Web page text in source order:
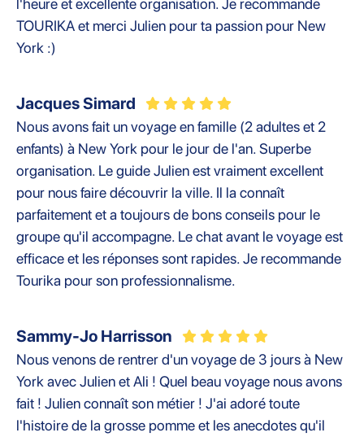
TOURIKA et merci Julien pour ta passion pour New
York :)
Jacques Simard
Nous avons fait un voyage en famille (2 adultes et 2
enfants) à New York pour le jour de l'an. Superbe
organisation. Le guide Julien est vraiment excellent
pour nous faire découvrir la ville. Il la connaît
parfaitement et a toujours de bons conseils pour le
groupe qu'il accompagne. Le chat avant le voyage est
efficace et les réponses sont rapides. Je recommande
Tourika pour son professionnalisme.
Sammy-Jo Harrisson
Nous venons de rentrer d'un voyage de 3 jours à New
York avec Julien et Ali ! Quel beau voyage nous avons
fait ! Julien connaît son métier ! J'ai adoré toute
l'histoire de la grosse pomme et les anecdotes qu'il